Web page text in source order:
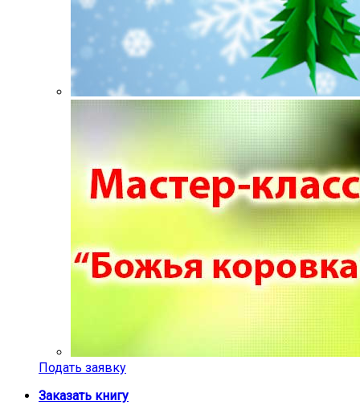
Подать заявку
Заказать книгу